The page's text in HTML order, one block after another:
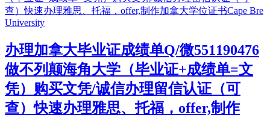
办理加拿大毕业证成绩单Q/微551190476
做不列颠海角大学（毕业证+成绩单=文
凭）购买文凭/诚信办理留信认证（可
查）快速办理雅思、托福，offer,制作